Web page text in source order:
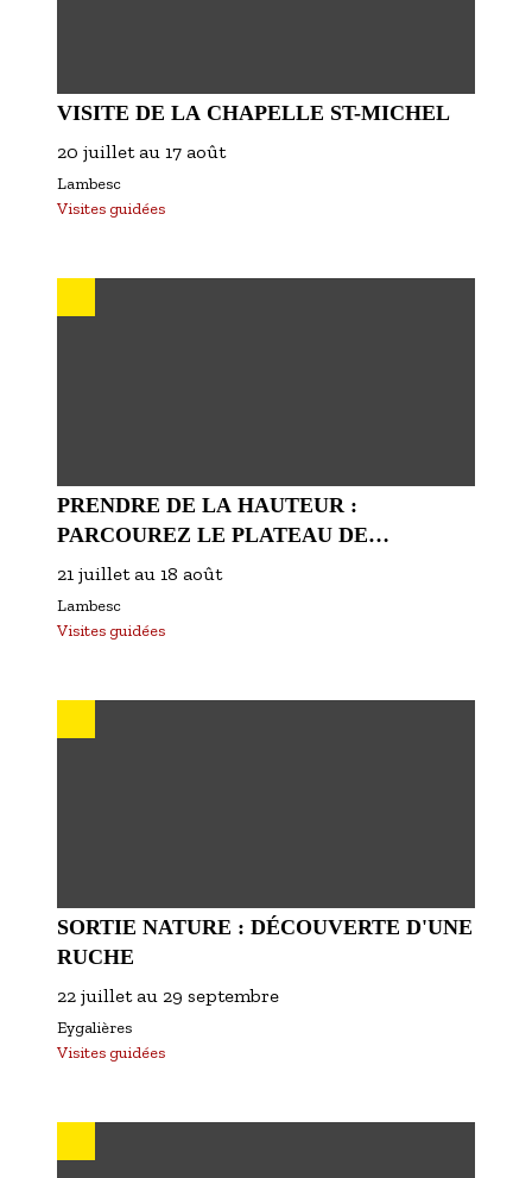
VISITE DE LA CHAPELLE ST-MICHEL
20 juillet au 17 août
Lambesc
Visites guidées
PRENDRE DE LA HAUTEUR :
PARCOUREZ LE PLATEAU DE
MANIVERT !
21 juillet au 18 août
Lambesc
Visites guidées
SORTIE NATURE : DÉCOUVERTE D'UNE
RUCHE
22 juillet au 29 septembre
Eygalières
Visites guidées